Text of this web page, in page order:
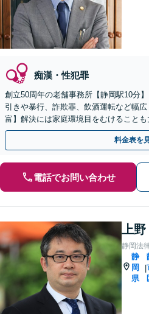
痴漢・性犯罪
創立50周年の老舗事務所【静岡駅10分
引きや暴行、詐欺罪、飲酒運転など幅
富】解決には家庭環境目をむけること
の整備等具体的にアドバイスします【
料金表を
電話でお問い合わせ
上野
静岡法
静
岡
県
|